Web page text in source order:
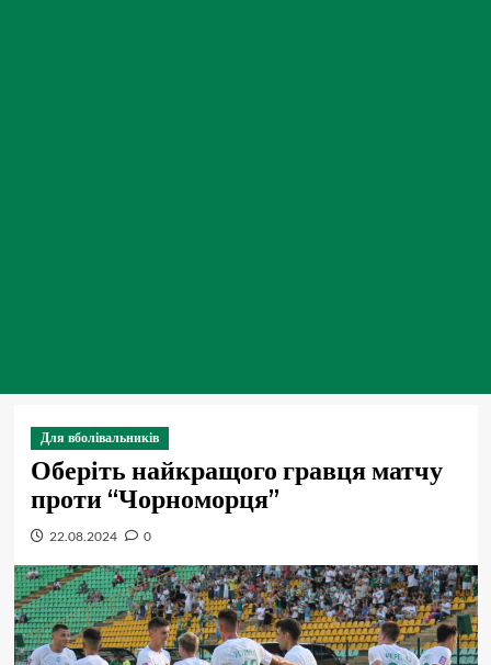
Для вболівальників
Оберіть найкращого гравця матчу
проти “Чорноморця”
22.08.2024 0